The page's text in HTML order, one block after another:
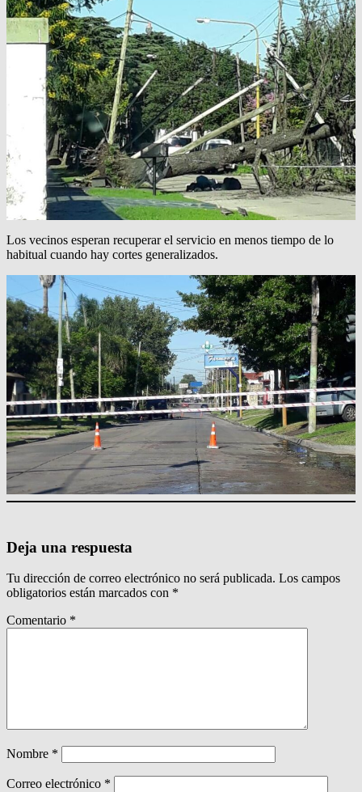
Los vecinos esperan recuperar el servicio en menos tiempo de lo
habitual cuando hay cortes generalizados.
Deja una respuesta
Tu dirección de correo electrónico no será publicada. Los campos
obligatorios están marcados con *
Comentario *
Nombre *
Correo electrónico *